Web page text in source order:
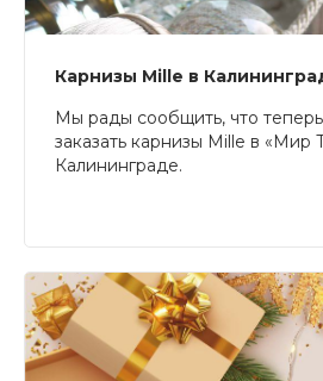
Карнизы Mille в
Мы рады сообщить, что
заказать карнизы Mille в «Мир
Калининграде.